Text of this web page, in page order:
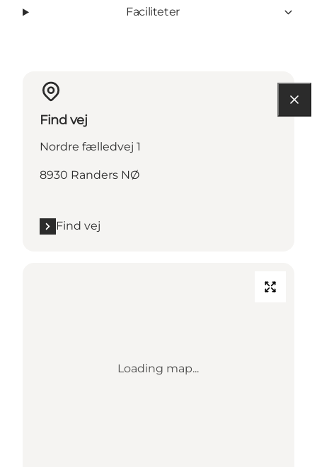
Faciliteter
Find vej
Nordre fælledvej 1
8930 Randers NØ
Find vej
Loading map...